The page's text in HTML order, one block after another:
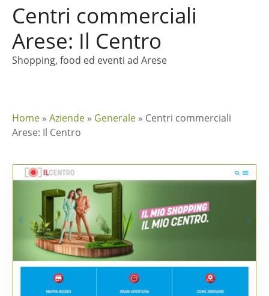
Centri commerciali
Arese: Il Centro
Shopping, food ed eventi ad Arese
Home » Aziende » Generale » Centri commerciali
Arese: Il Centro